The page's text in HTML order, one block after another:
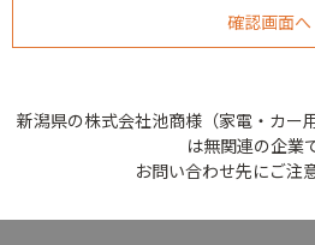
新潟県の株式会社池商様（家電・カー
は無関連の企業
お問い合わせ先にご注